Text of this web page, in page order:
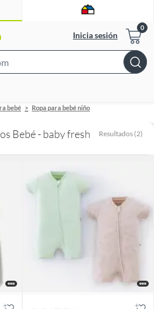
Inicia sesión
Bar
bebé
Ropa para bebé niño
Bebé - baby fresh Resultados (2)